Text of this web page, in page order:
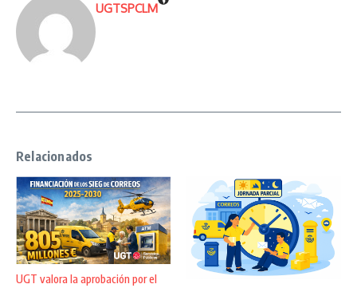
UGTSPCLM
Relacionados
UGT valora la aprobación por el